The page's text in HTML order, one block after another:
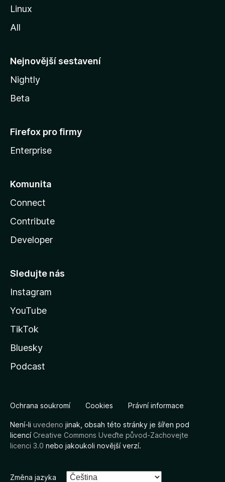
l
y
Linux
All
Nejnovější sestavení
Nightly
Beta
Firefox pro firmy
Enterprise
Komunita
Connect
Contribute
Developer
Sledujte nás
Instagram
YouTube
TikTok
Bluesky
Podcast
Ochrana soukromí Cookies Právní informace
Není-li uvedeno jinak, obsah této stránky je šířen pod
licencíCreative Commons Uveďte původ-Zachovejte
licenci 3.0 nebo jakoukoli novější verzí.
Změna jazyka